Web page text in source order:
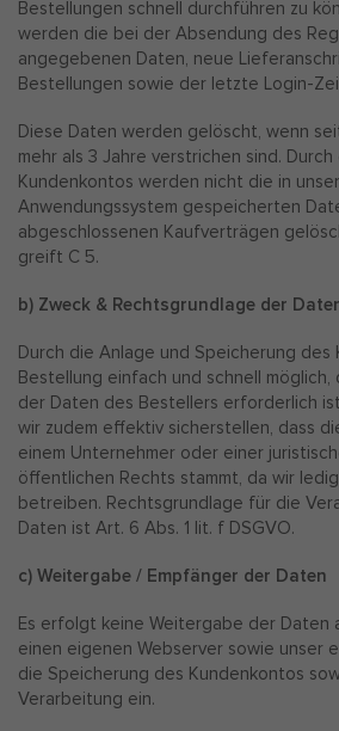
Bestellungen schnell durchführen zu
werden die bei der Absendung des
angegebenen Daten, neue
Bestellungen sowie der letzte Login-
Diese Daten werden gelöscht, wenn
mehr als 3 Jahre verstrichen sind.
Kundenkontos werden nicht die in
Anwendungssystem gespeicherten
abgeschlossenen Kaufverträgen
greift C 5.
b) Zweck & Rechtsgrundlage der
Durch die Anlage und Speicherung
Bestellung einfach und schnell möglich,
der Daten des Bestellers erforderlich
wir zudem effektiv sicherstellen, dass
einem Unternehmer oder einer
öffentlichen Rechts stammt, da wir
betreiben. Rechtsgrundlage für die
Daten ist Art. 6 Abs. 1 lit. f DSGVO.
c) Weitergabe / Empfänger der Daten
Es erfolgt keine Weitergabe der Daten
einen eigenen Webserver sowie unser
die Speicherung des Kundenkontos
Verarbeitung ein.